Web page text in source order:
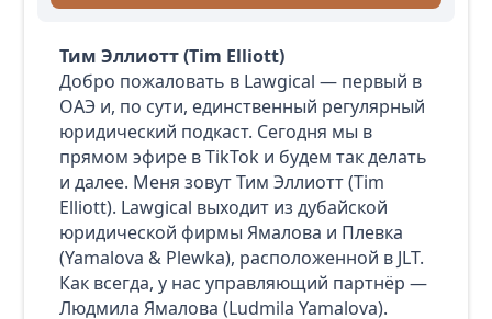
Тим Эллиотт (Tim Elliott)
Добро пожаловать в Lawgical — первый в
ОАЭ и, по сути, единственный регулярный
юридический подкаст. Сегодня мы в
прямом эфире в TikTok и будем так делать
и далее. Меня зовут Тим Эллиотт (Tim
Elliott). Lawgical выходит из дубайской
юридической фирмы Ямалова и Плевка
(Yamalova & Plewka), расположенной в JLT.
Как всегда, у нас управляющий партнёр —
Людмила Ямалова (Ludmila Yamalova).